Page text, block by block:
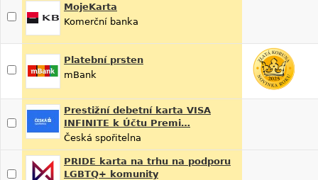
MojeKarta
Komerční banka
Platební prsten
mBank
Prestižní debetní karta VISA
INFINITE k Účtu Premi…
Česká spořitelna
PRIDE karta na trhu na podporu
LGBTQ+ komunity